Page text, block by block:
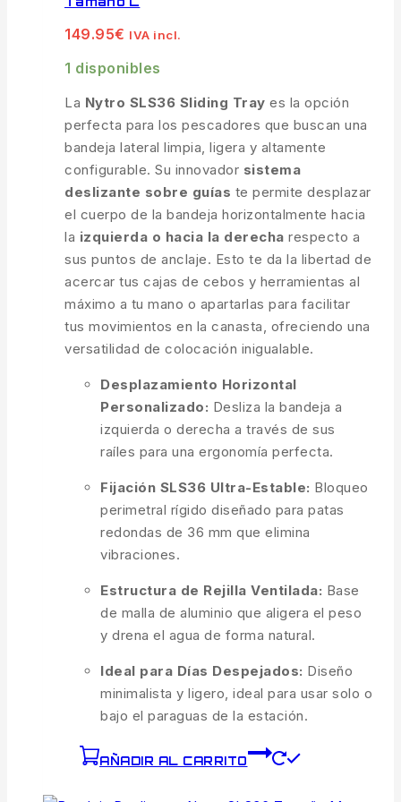
149.95€ IVA incl.
1 disponibles
La Nytro SLS36 Sliding Tray es la opción
perfecta para los pescadores que buscan una
bandeja lateral limpia, ligera y altamente
configurable. Su innovador sistema
deslizante sobre guías te permite desplazar
el cuerpo de la bandeja horizontalmente hacia
la izquierda o hacia la derecha respecto a
sus puntos de anclaje. Esto te da la libertad de
acercar tus cajas de cebos y herramientas al
máximo a tu mano o apartarlas para facilitar
tus movimientos en la canasta, ofreciendo una
versatilidad de colocación inigualable.
Desplazamiento Horizontal
Personalizado: Desliza la bandeja a
izquierda o derecha a través de sus
raíles para una ergonomía perfecta.
Fijación SLS36 Ultra-Estable: Bloqueo
perimetral rígido diseñado para patas
redondas de 36 mm que elimina
vibraciones.
Estructura de Rejilla Ventilada: Base
de malla de aluminio que aligera el peso
y drena el agua de forma natural.
Ideal para Días Despejados: Diseño
minimalista y ligero, ideal para usar solo o
bajo el paraguas de la estación.
AÑADIR AL CARRITO